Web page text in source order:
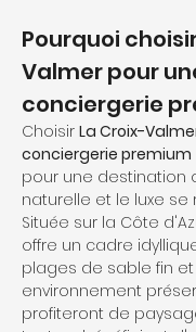
Pourquoi
Valmer pour
conciergerie
Choisir La Croix-
conciergerie premium
pour une destination
naturelle et le luxe se
Située sur la Côte
offre un cadre
plages de sable fin
environnement
profiteront de